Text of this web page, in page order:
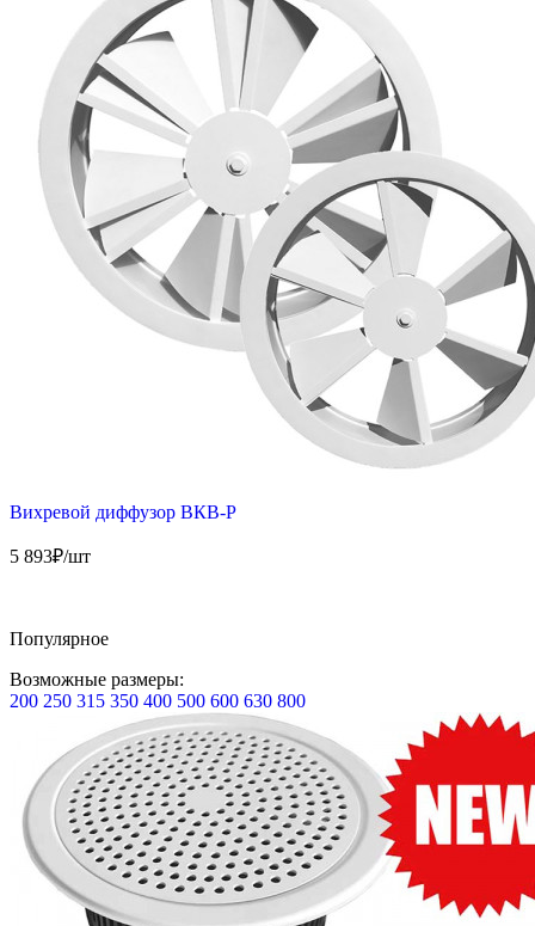
Вихревой диффузор ВКВ-Р
5 893₽/шт
Популярное
Возможные размеры:
200 250 315 350 400 500 600 630 800